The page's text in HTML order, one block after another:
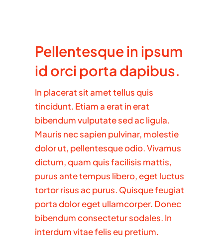
Pellentesque in ipsum
id orci porta dapibus.
In placerat sit amet tellus quis
tincidunt. Etiam a erat in erat
bibendum vulputate sed ac ligula.
Mauris nec sapien pulvinar, molestie
dolor ut, pellentesque odio. Vivamus
dictum, quam quis facilisis mattis,
purus ante tempus libero, eget luctus
tortor risus ac purus. Quisque feugiat
porta dolor eget ullamcorper. Donec
bibendum consectetur sodales. In
interdum vitae felis eu pretium.